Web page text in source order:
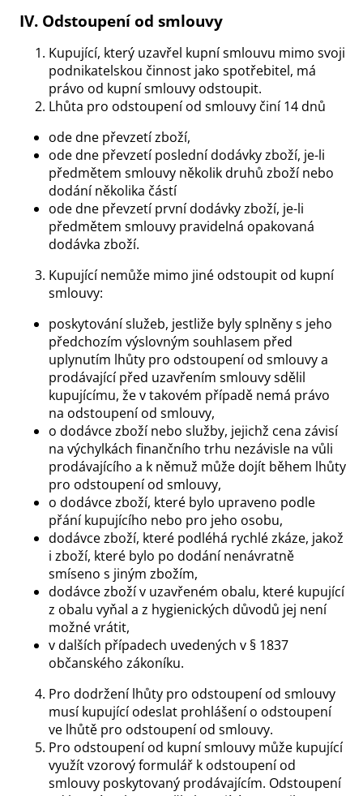
IV. Odstoupení od smlouvy
Kupující, který uzavřel kupní smlouvu mimo svoji
podnikatelskou činnost jako spotřebitel, má
právo od kupní smlouvy odstoupit.
Lhůta pro odstoupení od smlouvy činí 14 dnů
ode dne převzetí zboží,
ode dne převzetí poslední dodávky zboží, je-li
předmětem smlouvy několik druhů zboží nebo
dodání několika částí
ode dne převzetí první dodávky zboží, je-li
předmětem smlouvy pravidelná opakovaná
dodávka zboží.
Kupující nemůže mimo jiné odstoupit od kupní
smlouvy:
poskytování služeb, jestliže byly splněny s jeho
předchozím výslovným souhlasem před
uplynutím lhůty pro odstoupení od smlouvy a
prodávající před uzavřením smlouvy sdělil
kupujícímu, že v takovém případě nemá právo
na odstoupení od smlouvy,
o dodávce zboží nebo služby, jejichž cena závisí
na výchylkách finančního trhu nezávisle na vůli
prodávajícího a k němuž může dojít během lhůty
pro odstoupení od smlouvy,
o dodávce zboží, které bylo upraveno podle
přání kupujícího nebo pro jeho osobu,
dodávce zboží, které podléhá rychlé zkáze, jakož
i zboží, které bylo po dodání nenávratně
smíseno s jiným zbožím,
dodávce zboží v uzavřeném obalu, které kupující
z obalu vyňal a z hygienických důvodů jej není
možné vrátit,
v dalších případech uvedených v § 1837
občanského zákoníku.
Pro dodržení lhůty pro odstoupení od smlouvy
musí kupující odeslat prohlášení o odstoupení
ve lhůtě pro odstoupení od smlouvy.
Pro odstoupení od kupní smlouvy může kupující
využít vzorový formulář k odstoupení od
smlouvy poskytovaný prodávajícím. Odstoupení